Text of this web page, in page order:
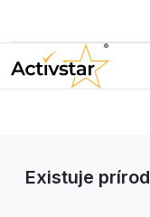
Existuje